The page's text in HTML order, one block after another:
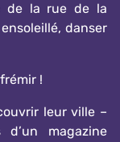
de la rue de la
danser
!
leur ville –
magazine